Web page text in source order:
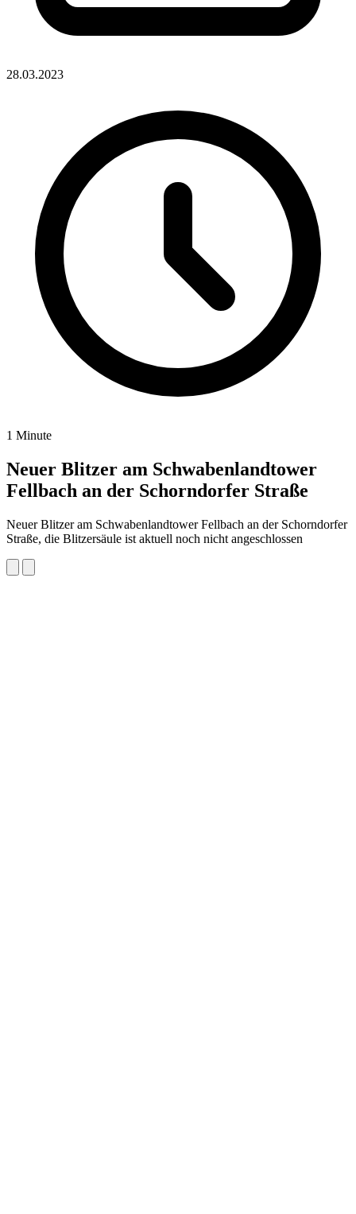
28.03.2023
1 Minute
Neuer Blitzer am Schwabenlandtower
Fellbach an der Schorndorfer Straße
Neuer Blitzer am Schwabenlandtower Fellbach an der Schorndorfer
Straße, die Blitzersäule ist aktuell noch nicht angeschlossen